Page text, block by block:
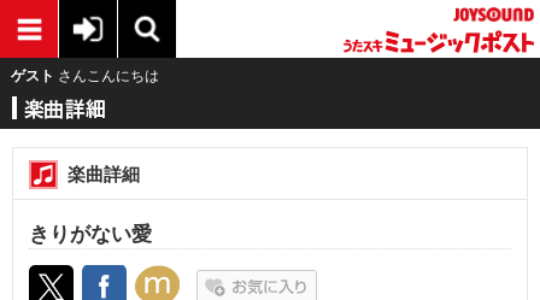
ゲスト さんこんにちは
楽曲詳細
きりがない愛